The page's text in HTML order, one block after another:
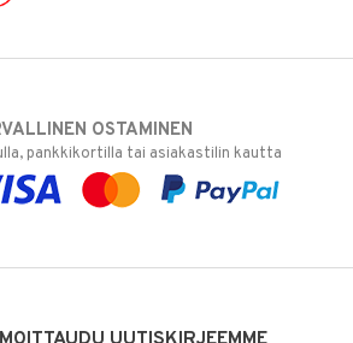
OSTAMINEN
pankkikortilla tai asiakastilin kautta